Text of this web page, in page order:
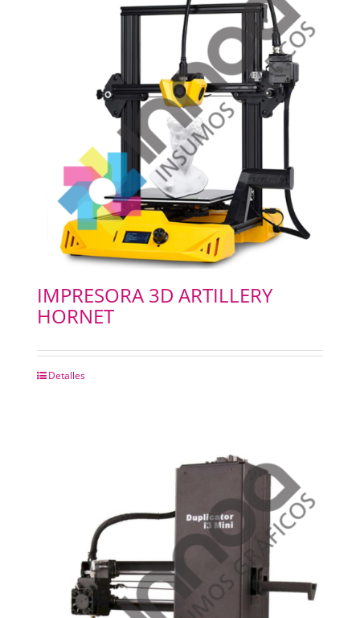
IMPRESORA 3D ARTILLERY
HORNET
Detalles